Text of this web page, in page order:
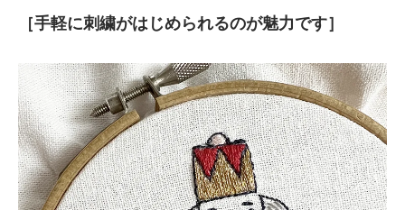
［手軽に刺繍がはじめられるのが魅力です］